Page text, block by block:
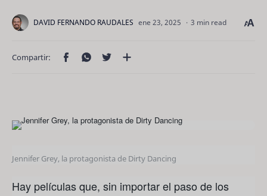
3 min read
Jennifer Grey, la protagonista de Dirty Dancing
Hay películas que, sin importar el paso de los